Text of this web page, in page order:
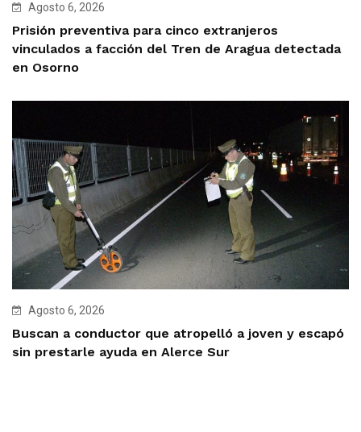
Agosto 6, 2026
Prisión preventiva para cinco extranjeros
vinculados a facción del Tren de Aragua detectada
en Osorno
Agosto 6, 2026
Buscan a conductor que atropelló a joven y escapó
sin prestarle ayuda en Alerce Sur